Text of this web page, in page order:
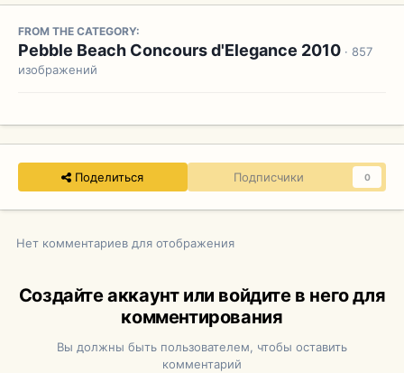
FROM THE CATEGORY:
Pebble Beach Concours d'Elegance 2010 · 857
изображений
Поделиться Подписчики 0
Нет комментариев для отображения
Создайте аккаунт или войдите в него для
комментирования
Вы должны быть пользователем, чтобы оставить
комментарий